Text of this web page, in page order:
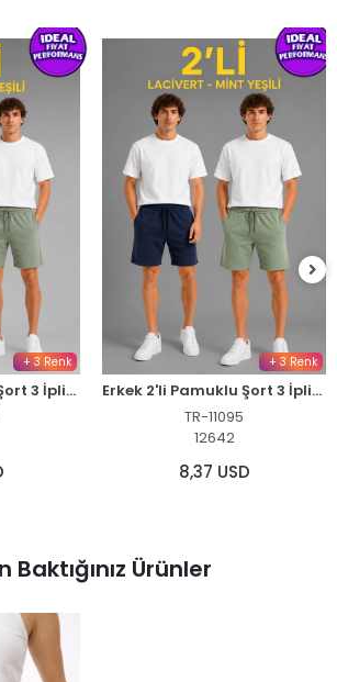
+ 3 Renk
Erkek 2'li Pamuklu Şort 3 İplik Şardonsuz Yazlık Cepli Lastikli Bağcıklı - Siyah & Mint Yeşili
+ 3 Renk
Erkek 2'li Pamuklu Şort 3 İplik Şardonsuz Cepli Lastikli Bağcıklı - Lacivert & Mint Yeşili
TR-11095
12642
8,37 USD
Baktığınız Ürünler